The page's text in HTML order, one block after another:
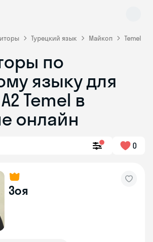
Турецкий язык Майкоп Temel
по
языку для
Temel в
онлайн
0
Зоя